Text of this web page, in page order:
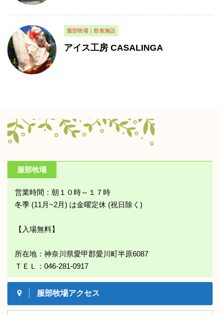
服部牧場｜飲食施設
アイス工房 CASALINGA
服部牧場
営業時間：朝１０時～１７時
冬季 (11月~2月) は金曜定休 (祝日除く)
【入場無料】
所在地：神奈川県愛甲郡愛川町半原6087
ＴＥＬ：046-281-0917
服部牧場アクセス